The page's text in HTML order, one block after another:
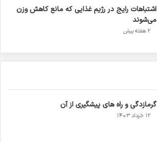
اشتباهات رایج در رژیم غذایی که مانع کاهش وزن
می‌شوند
2 هفته پیش
گرمازدگی و راه های پیشگیری از آن
۱۲ خرداد ۱۴۰۳